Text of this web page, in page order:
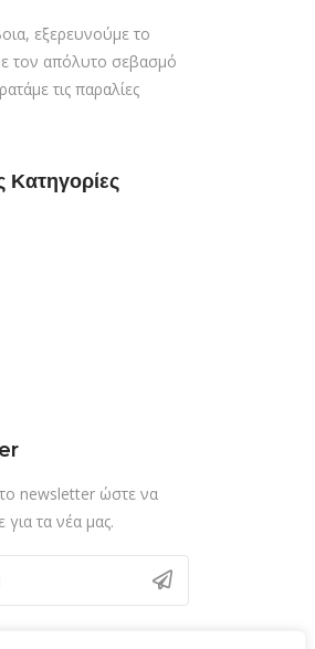
εξερευνούμε το
τον απόλυτο σεβασμό
τις παραλίες
Κατηγορίες
newsletter ώστε να
για τα νέα μας.